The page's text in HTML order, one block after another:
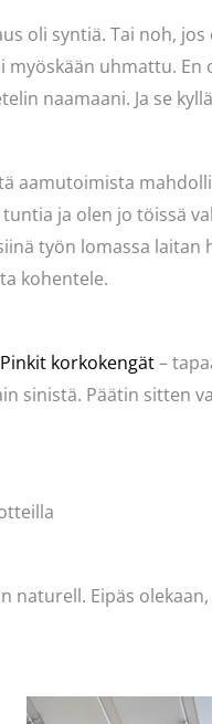
oli syntiä. Tai noh,
myöskään uhmattu.
naamaani. Ja se
aamutoimista
ja olen jo töissä
työn lomassa laitan
kohentele.
korkokengät–
sinistä. Päätin sitten
naturell. Eipäs